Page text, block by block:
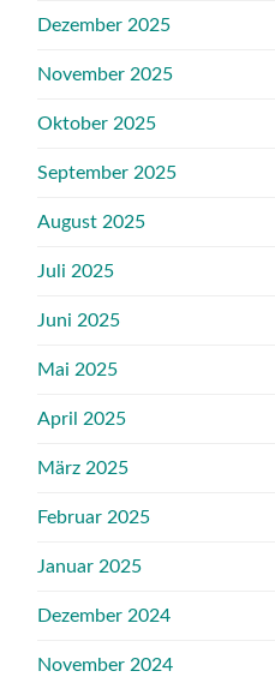
Dezember 2025
November 2025
Oktober 2025
September 2025
August 2025
Juli 2025
Juni 2025
Mai 2025
April 2025
März 2025
Februar 2025
Januar 2025
Dezember 2024
November 2024